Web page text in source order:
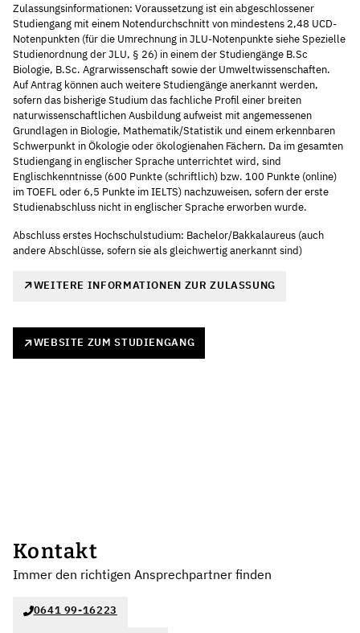
Zulassungsinformationen: Voraussetzung ist ein abgeschlossener
Studiengang mit einem Notendurchschnitt von mindestens 2,48 UCD-
Notenpunkten (für die Umrechnung in JLU-Notenpunkte siehe Spezielle
Studienordnung der JLU, § 26) in einem der Studiengänge B.Sc
Biologie, B.Sc. Agrarwissenschaft sowie der Umweltwissenschaften.
Auf Antrag können auch weitere Studiengänge anerkannt werden,
sofern das bisherige Studium das fachliche Profil einer breiten
naturwissenschaftlichen Ausbildung aufweist mit angemessenen
Grundlagen in Biologie, Mathematik/Statistik und einem erkennbaren
Schwerpunkt in Ökologie oder ökologienahen Fächern. Da im gesamten
Studiengang in englischer Sprache unterrichtet wird, sind
Englischkenntnisse (600 Punkte (schriftlich) bzw. 100 Punkte (online)
im TOEFL oder 6,5 Punkte im IELTS) nachzuweisen, sofern der erste
Studienabschluss nicht in englischer Sprache erworben wurde.
Abschluss erstes Hochschulstudium: Bachelor/Bakkalaureus (auch
andere Abschlüsse, sofern sie als gleichwertig anerkannt sind)
WEITERE INFORMATIONEN ZUR ZULASSUNG
WEBSITE ZUM STUDIENGANG
Kontakt
Immer den richtigen Ansprechpartner finden
0641 99-16223